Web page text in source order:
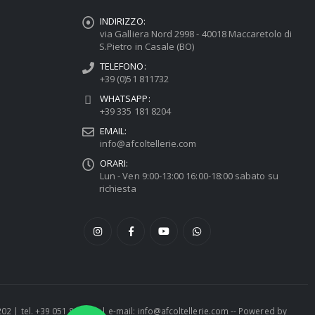
INDIRIZZO:
via Galliera Nord 2998 - 40018 Maccaretolo di
S.Pietro in Casale (BO)
TELEFONO:
+39 (0)51 811732
WHATSAPP:
+39 335 181 8204
EMAIL:
info@afcoltellerie.com
ORARI:
Lun - Ven 9:00-13:00 16:00-18:00 sabato su
richiesta
| tel. +39 051 811732 | e-mail: info@afcoltellerie.com -- Powered by